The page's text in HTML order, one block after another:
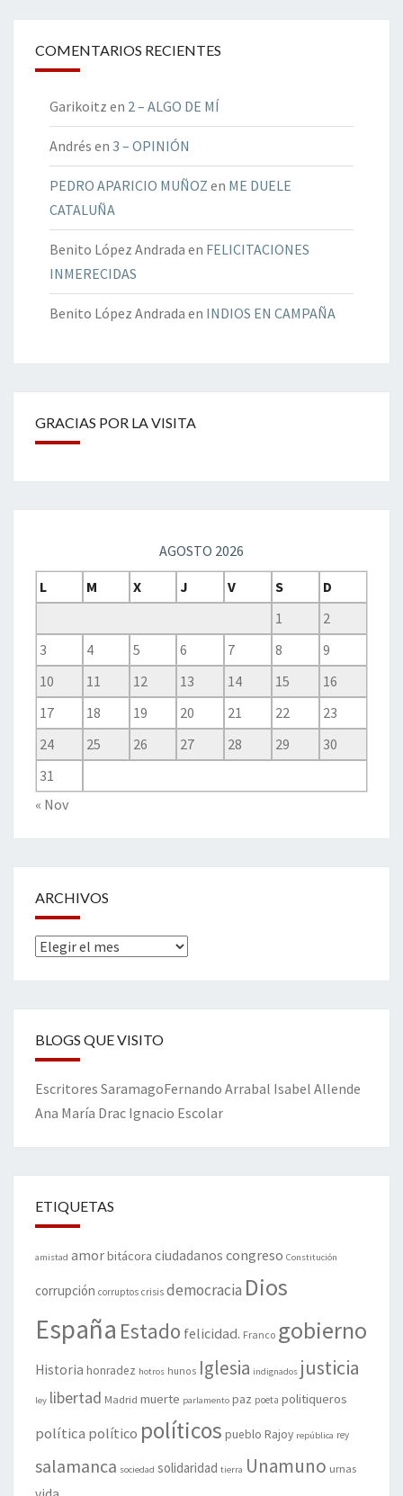
COMENTARIOS RECIENTES
Garikoitz en 2 – ALGO DE MÍ
Andrés en 3 – OPINIÓN
PEDRO APARICIO MUÑOZ en ME DUELE
CATALUÑA
Benito López Andrada en FELICITACIONES
INMERECIDAS
Benito López Andrada en INDIOS EN CAMPAÑA
GRACIAS POR LA VISITA
AGOSTO 2026
L
M X J V S
D
1
2
3
4 5 6 7 8
9
10
11 12 13 14 15
16
17
18 19 20 21 22
23
24
25 26 27 28 29
30
31
« Nov
ARCHIVOS
Archivos
BLOGS QUE VISITO
Escritores SaramagoFernando Arrabal Isabel Allende
Ana María Drac Ignacio Escolar
ETIQUETAS
amistad amorbitácora ciudadanos congreso Constitución
corrupción corruptos crisis democracia Dios
España Estado felicidad. Franco gobierno
Historia honradez hotros hunos Iglesia indignados justicia
ley libertad Madrid muerte parlamento paz poeta politiqueros
política político políticos pueblo Rajoy república rey
salamanca sociedad solidaridad tierra Unamuno urnas